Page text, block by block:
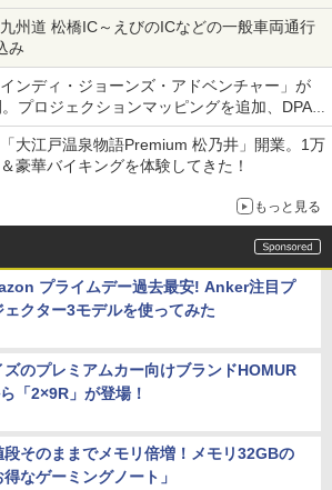
州道 松橋IC～えびのICなどの一般車両通行
み
ンディ・ジョーンズ・アドベンチャー」が
プロジェクションマッピングを追加、DPA
大江戸温泉物語Premium 松乃井」開業。1万
豪華バイキングを体験してきた！
もっと見る
プライムデー過去最安! Anker注目プ
ェクター3モデルを使ってみた
ズのプレミアムカー向けブランドHOMUR
「2×9R」が登場！
段そのままでメモリ倍増！メモリ32GBの
得なゲーミングノート」